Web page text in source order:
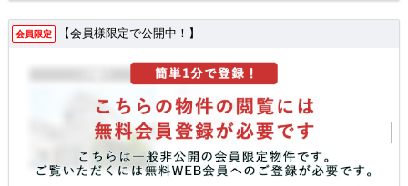
会員限定 【会員様限定で公開中！】